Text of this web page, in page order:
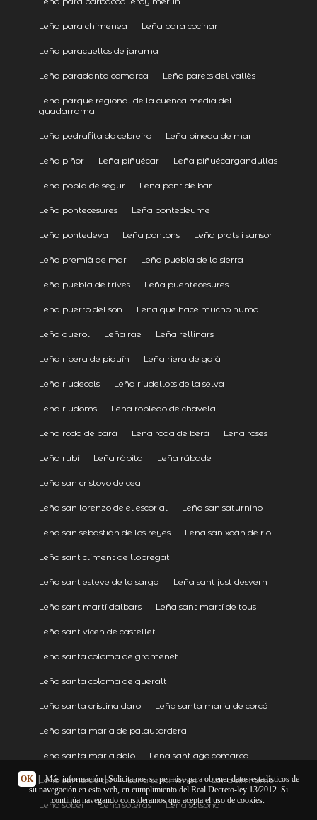
Leña para chimenea Leña para cocinar
Leña paracuellos de jarama
Leña paradanta comarca Leña parets del vallès
Leña parque regional de la cuenca media del
guadarrama
Leña pedrafita do cebreiro Leña pineda de mar
Leña piñor Leña piñuécar Leña piñuécargandullas
Leña pobla de segur Leña pont de bar
Leña pontecesures Leña pontedeume
Leña pontedeva Leña pontons Leña prats i sansor
Leña premià de mar Leña puebla de la sierra
Leña puebla de trives Leña puentecesures
Leña puerto del son Leña que hace mucho humo
Leña querol Leña rae Leña rellinars
Leña ribera de piquín Leña riera de gaià
Leña riudecols Leña riudellots de la selva
Leña riudoms Leña robledo de chavela
Leña roda de barà Leña roda de berà Leña roses
Leña rubí Leña ràpita Leña rábade
Leña san cristovo de cea
Leña san lorenzo de el escorial Leña san saturnino
Leña san sebastián de los reyes Leña san xoán de río
Leña sant climent de llobregat
Leña sant esteve de la sarga Leña sant just desvern
Leña sant martí dalbars Leña sant martí de tous
Leña sant vicen de castellet
Leña santa coloma de gramenet
Leña santa coloma de queralt
Leña santa cristina daro Leña santa maria de corcó
Leña santa maria de palautordera
Leña santa maria doló Leña santiago comarca
Leña sarrià de ter Leña sentmenat Leña sin humo
Leña sober Leña soleràs Leña solsona
OK | Más información| Solicitamos su permiso para obtener datos estadísticos de
su navegación en esta web, en cumplimiento del Real Decreto-ley 13/2012. Si
continúa navegando consideramos que acepta el uso de cookies.